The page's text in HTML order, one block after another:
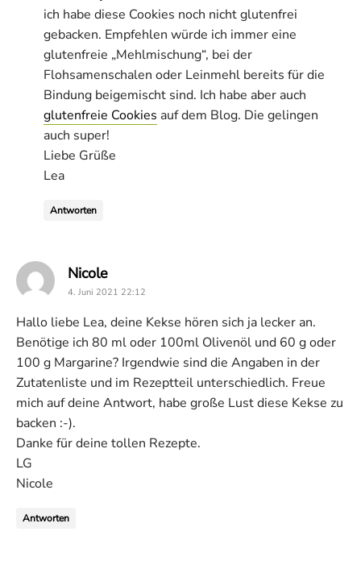
ich habe diese Cookies noch nicht glutenfrei
gebacken. Empfehlen würde ich immer eine
glutenfreie „Mehlmischung“, bei der
Flohsamenschalen oder Leinmehl bereits für die
Bindung beigemischt sind. Ich habe aber auch
glutenfreie Cookies auf dem Blog. Die gelingen
auch super!
Liebe Grüße
Lea
Antworten
Nicolesays:
4. Juni 2021 22:12
Hallo liebe Lea, deine Kekse hören sich ja lecker an.
Benötige ich 80 ml oder 100ml Olivenöl und 60 g oder
100 g Margarine? Irgendwie sind die Angaben in der
Zutatenliste und im Rezeptteil unterschiedlich. Freue
mich auf deine Antwort, habe große Lust diese Kekse zu
backen :-).
Danke für deine tollen Rezepte.
LG
Nicole
Antworten